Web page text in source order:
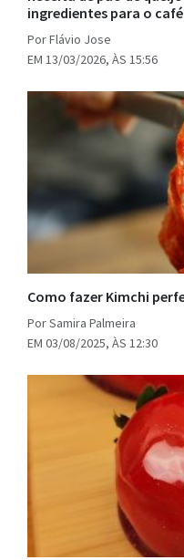
ingredientes para o
Por Flávio Jose
EM 13/03/2026, ÀS 15:56
Como fazer Kimchi
Por Samira Palmeira
EM 03/08/2025, ÀS 12:30